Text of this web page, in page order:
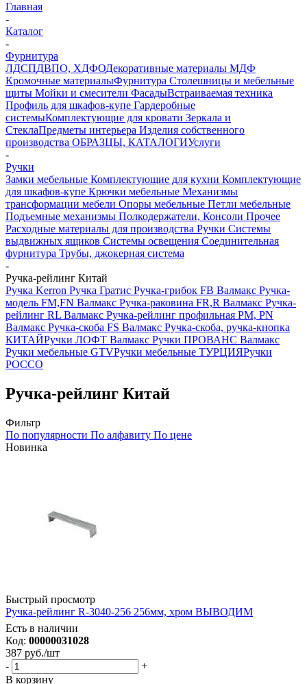
Главная
-
Каталог
-
Фурнитура
ЛДСПДВПО, ХДФОДекоративные материалы МДФ
Кромочные материалыФурнитура Столешницы и мебельные
щиты Мойки и смесители ФасадыВстраиваемая техника
Профиль для шкафов-купе Гардеробные
системыКомплектующие для кровати Зеркала и
СтеклаПредметы интерьера Изделия собственного
производства ОБРАЗЦЫ, КАТАЛОГИУслуги
-
Ручки
Замки мебельные Комплектующие для кухни Комплектующие
для шкафов-купе Крючки мебельные Механизмы
трансформации мебели Опоры мебельные Петли мебельные
Подъемные механизмы Полкодержатели, Консоли Прочее
Расходные материалы для производства Ручки Системы
выдвижных ящиков Системы освещения Соединительная
фурнитура Трубы, джокерная система
-
Ручка-рейлинг Китай
Ручка Kerron Ручка Гратис Ручка-грибок FB Валмакс Ручка-
модель FM,FN Валмакс Ручка-раковина FR,R Валмакс Ручка-
рейлинг RL Валмакс Ручка-рейлинг профильная PM, PN
Валмакс Ручка-скоба FS Валмакс Ручка-скоба, ручка-кнопка
КИТАЙРучки ЛОФТ Валмакс Ручки ПРОВАНС Валмакс
Ручки мебельные GTVРучки мебельные ТУРЦИЯРучки
РОССО
Ручка-рейлинг Китай
Фильтр
По популярности По алфавиту По цене
Новинка
Быстрый просмотр
Ручка-рейлинг R-3040-256 256мм, хром ВЫВОДИМ
Есть в наличии
Код: 00000031028
387 руб./шт
-
+
В корзину